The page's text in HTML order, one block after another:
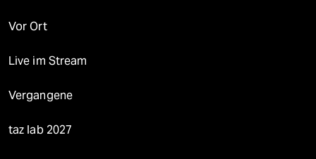
Vor Ort
Live im Stream
Vergangene
taz lab 2027